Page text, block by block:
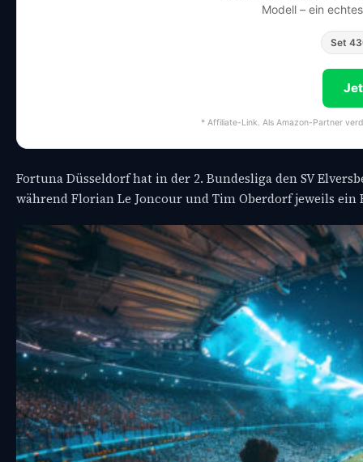
Modell – ein
Set
* Affiliate-Link. Als Amazon-Partner
Fortuna Düsseldorf hat in der 2. Bundesliga den SV
während Florian Le Joncour und Tim Oberdorf jeweils